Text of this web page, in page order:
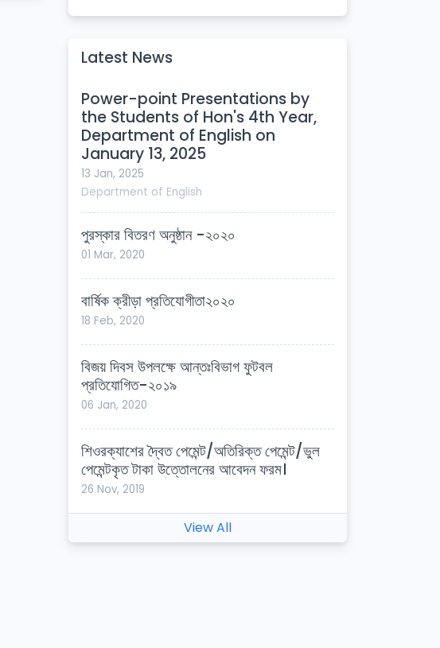
Latest News
Power-point Presentations by
the Students of Hon's 4th Year,
Department of English on
January 13, 2025
13 Jan, 2025
Department of English
পুরস্কার বিতরণ অনুষ্ঠান -২০২০
01 Mar, 2020
বার্ষিক ক্রীড়া প্রতিযোগীতা২০২০
18 Feb, 2020
বিজয় দিবস উপলক্ষে আন্তঃবিভাগ ফুটবল
প্রতিযোগিত-২০১৯
06 Jan, 2020
শিওরক্যাশের দ্বৈত পেমেন্ট/অতিরিক্ত পেমেন্ট/ভুল
পেমেন্টকৃত টাকা উত্তোলনের আবেদন ফরম।
26 Nov, 2019
View All